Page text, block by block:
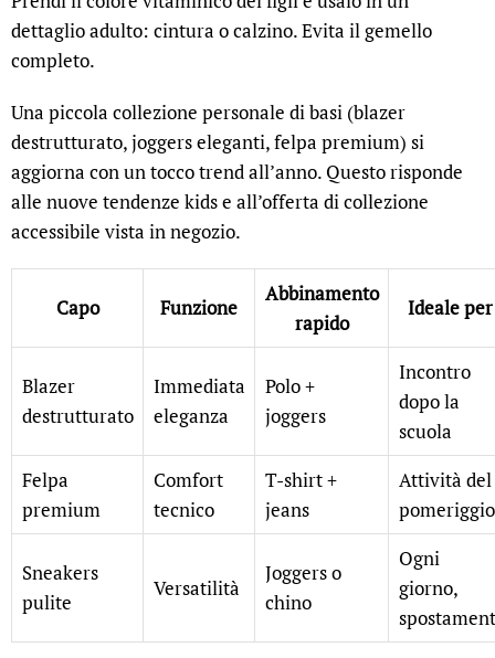
dettaglio adulto: cintura o calzino. Evita il gemello
completo.
Una piccola collezione personale di basi (blazer
destrutturato, joggers eleganti, felpa premium) si
aggiorna con un tocco trend all’anno. Questo risponde
alle nuove tendenze kids e all’offerta di collezione
accessibile vista in negozio.
Capo Funzione
Abbinamento
rapido
Ideale per
Blazer
destrutturato
Immediata
eleganza
Polo +
joggers
Incontro
dopo la
scuola
Felpa
premium
Comfort
tecnico
T-shirt +
jeans
Attività del
pomeriggio
Sneakers
pulite
Versatilità
Joggers o
chino
Ogni
giorno,